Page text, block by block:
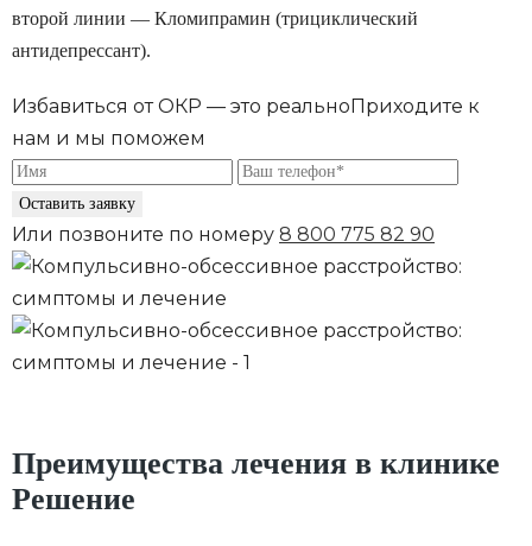
второй линии ― Кломипрамин (трициклический
антидепрессант).
Избавиться от ОКР — это реальноПриходите к
нам и мы поможем
Оставить заявку
Или позвоните по номеру 8 800 775 82 90
Преимущества лечения в клинике
Решение